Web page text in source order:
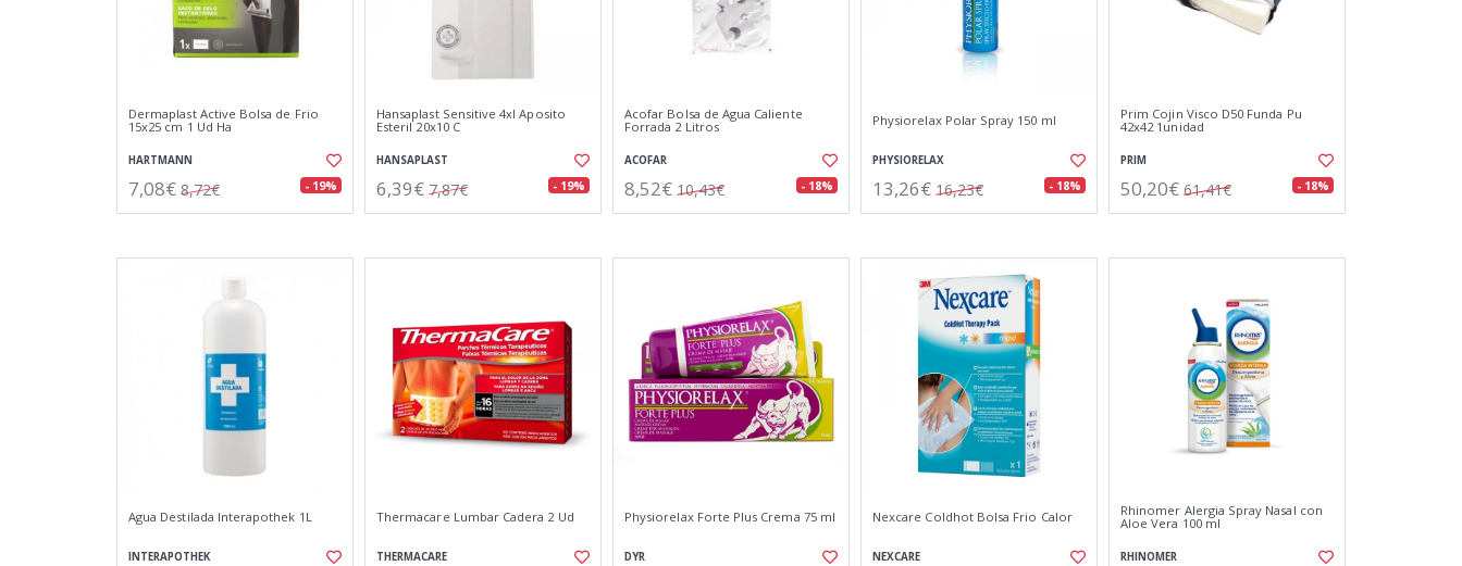
Dermaplast Active Bolsa de Frio
15x25 cm 1 Ud Ha
HARTMANN
7,08€ 8,72€ - 19%
Hansaplast Sensitive 4xl Aposito
Esteril 20x10 C
HANSAPLAST
6,39€ 7,87€ - 19%
Acofar Bolsa de Agua Caliente
Forrada 2 Litros
ACOFAR
8,52€ 10,43€ - 18%
Physiorelax Polar Spray 150 ml
PHYSIORELAX
13,26€ 16,23€ - 18%
Prim Cojin Visco D50 Funda Pu
42x42 1unidad
PRIM
50,20€ 61,41€ - 18%
Agua Destilada Interapothek 1L
INTERAPOTHEK
Thermacare Lumbar Cadera 2 Ud
THERMACARE
Physiorelax Forte Plus Crema 75 ml
DYR
Nexcare Coldhot Bolsa Frio Calor
NEXCARE
Rhinomer Alergia Spray Nasal con
Aloe Vera 100 ml
RHINOMER